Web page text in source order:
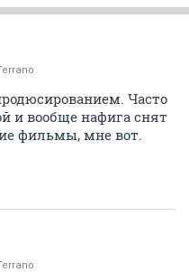
Часто
и вообще нафига снят
фильмы, мне вот.